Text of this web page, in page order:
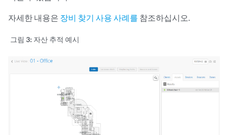
자세한 내용은 장비 찾기 사용 사례를 참조하십시오.
그림 3: 자산 추적 예시